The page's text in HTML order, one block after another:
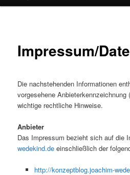
Impressum/
Die nachstehenden Informationen
vorgesehene
wichtige rechtliche Hinweise.
Anbieter
Das Impressum bezieht sich auf die
wedekind.de einschließlich der
http://konzeptblog.joachim-